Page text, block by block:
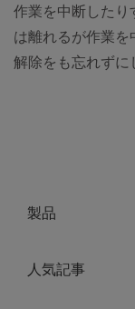
作業を中断した
は離れるが作業
解除をも忘れずに
製品
人気記事